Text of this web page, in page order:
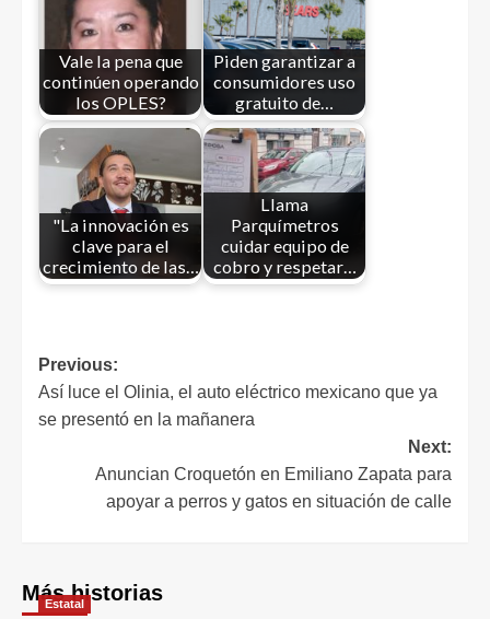
Vale la pena que
continúen operando
los OPLES?
Piden garantizar a
consumidores uso
gratuito de…
"La innovación es
clave para el
crecimiento de las…
Llama
Parquímetros
cuidar equipo de
cobro y respetar…
Previous:
Así luce el Olinia, el auto eléctrico mexicano que ya
se presentó en la mañanera
Next:
Anuncian Croquetón en Emiliano Zapata para
apoyar a perros y gatos en situación de calle
Más historias
Estatal